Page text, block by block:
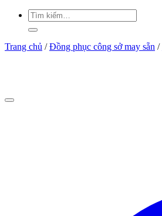
Tìm
kiếm:
Trang chủ / Đồng phục công sở may sẵn /